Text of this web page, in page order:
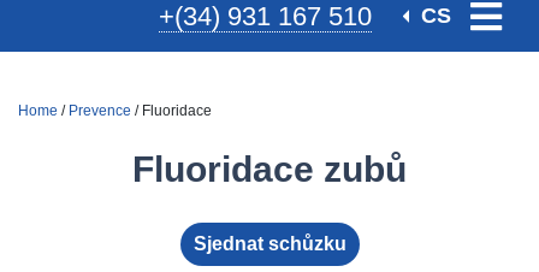
+(34) 931 167 510 CS
Home / Prevence / Fluoridace
Fluoridace zubů
Sjednat schůzku